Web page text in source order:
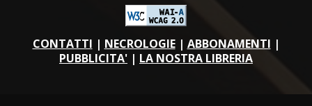
CONTATTI | NECROLOGIE| ABBONAMENTI |
PUBBLICITA' | LA NOSTRA LIBRERIA